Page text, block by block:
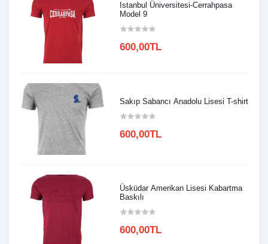
Istanbul Üniversitesi-Cerrahpasa
Model 9
600,00TL
Sakıp Sabancı Anadolu Lisesi T-shirt
600,00TL
Üsküdar Amerikan Lisesi Kabartma
Baskılı
600,00TL